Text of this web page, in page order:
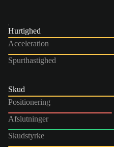
Hurtighed
Acceleration
Spurthastighed
Skud
Positionering
Afslutninger
Skudstyrke